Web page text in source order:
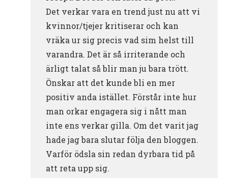
Det verkar vara en trend just nu att vi
kvinnor/tjejer kritiserar och kan
vräka ur sig precis vad sim helst till
varandra. Det är så irriterande och
ärligt talat så blir man ju bara trött.
Önskar att det kunde bli en mer
positiv anda istället. Förstår inte hur
man orkar engagera sig i nått man
inte ens verkar gilla. Om det varit jag
hade jag bara slutar följa den bloggen.
Varför ödsla sin redan dyrbara tid på
att reta upp sig.